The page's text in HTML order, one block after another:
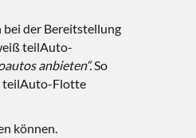
der Bereitstellung
teilAuto-
anbieten“.So
teilAuto-Flotte
können.